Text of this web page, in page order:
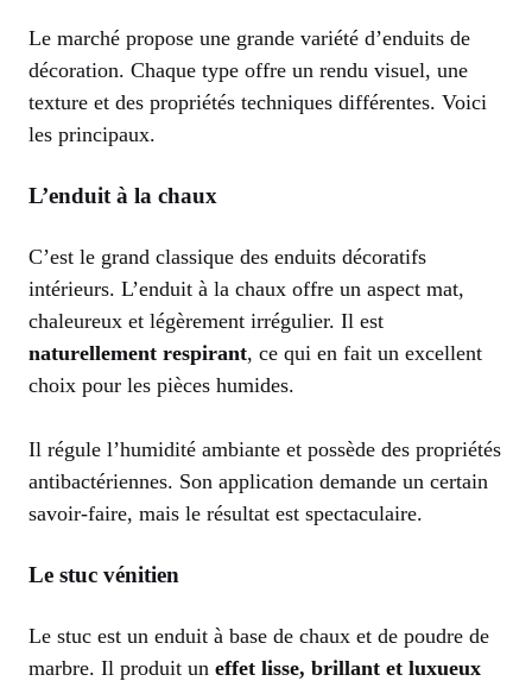
Le marché propose une grande variété d’enduits de
décoration. Chaque type offre un rendu visuel, une
texture et des propriétés techniques différentes. Voici
les principaux.
L’enduit à la chaux
C’est le grand classique des enduits décoratifs
intérieurs. L’enduit à la chaux offre un aspect mat,
chaleureux et légèrement irrégulier. Il est
naturellement respirant, ce qui en fait un excellent
choix pour les pièces humides.
Il régule l’humidité ambiante et possède des propriétés
antibactériennes. Son application demande un certain
savoir-faire, mais le résultat est spectaculaire.
Le stuc vénitien
Le stuc est un enduit à base de chaux et de poudre de
marbre. Il produit un effet lisse, brillant et luxueux